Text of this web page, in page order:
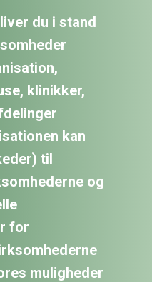
du i stand
klinikker,
kan
til
og
for
muligheder